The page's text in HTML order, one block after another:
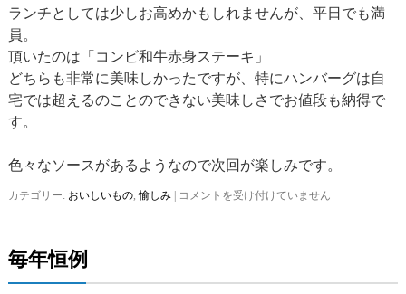
ランチとしては少しお高めかもしれませんが、平日でも満
員。
頂いたのは「コンビ和牛赤身ステーキ」
どちらも非常に美味しかったですが、特にハンバーグは自
宅では超えるのことのできない美味しさでお値段も納得で
す。
色々なソースがあるようなので次回が楽しみです。
カテゴリー: おいしいもの,愉しみ | 今
コメントを受け付けていません
毎年恒例